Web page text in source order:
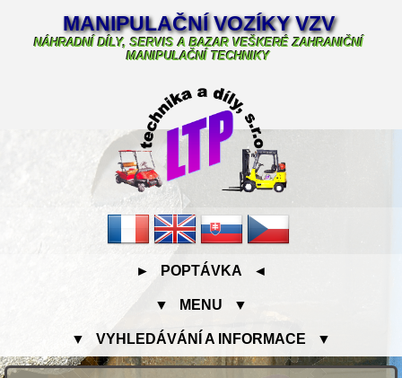
MANIPULAČNÍ VOZÍKY VZV
NÁHRADNÍ DÍLY, SERVIS A BAZAR VEŠKERÉ ZAHRANIČNÍ
MANIPULAČNÍ TECHNIKY
► POPTÁVKA ◄
▼ MENU ▼
▼ VYHLEDÁVÁNÍ A INFORMACE ▼